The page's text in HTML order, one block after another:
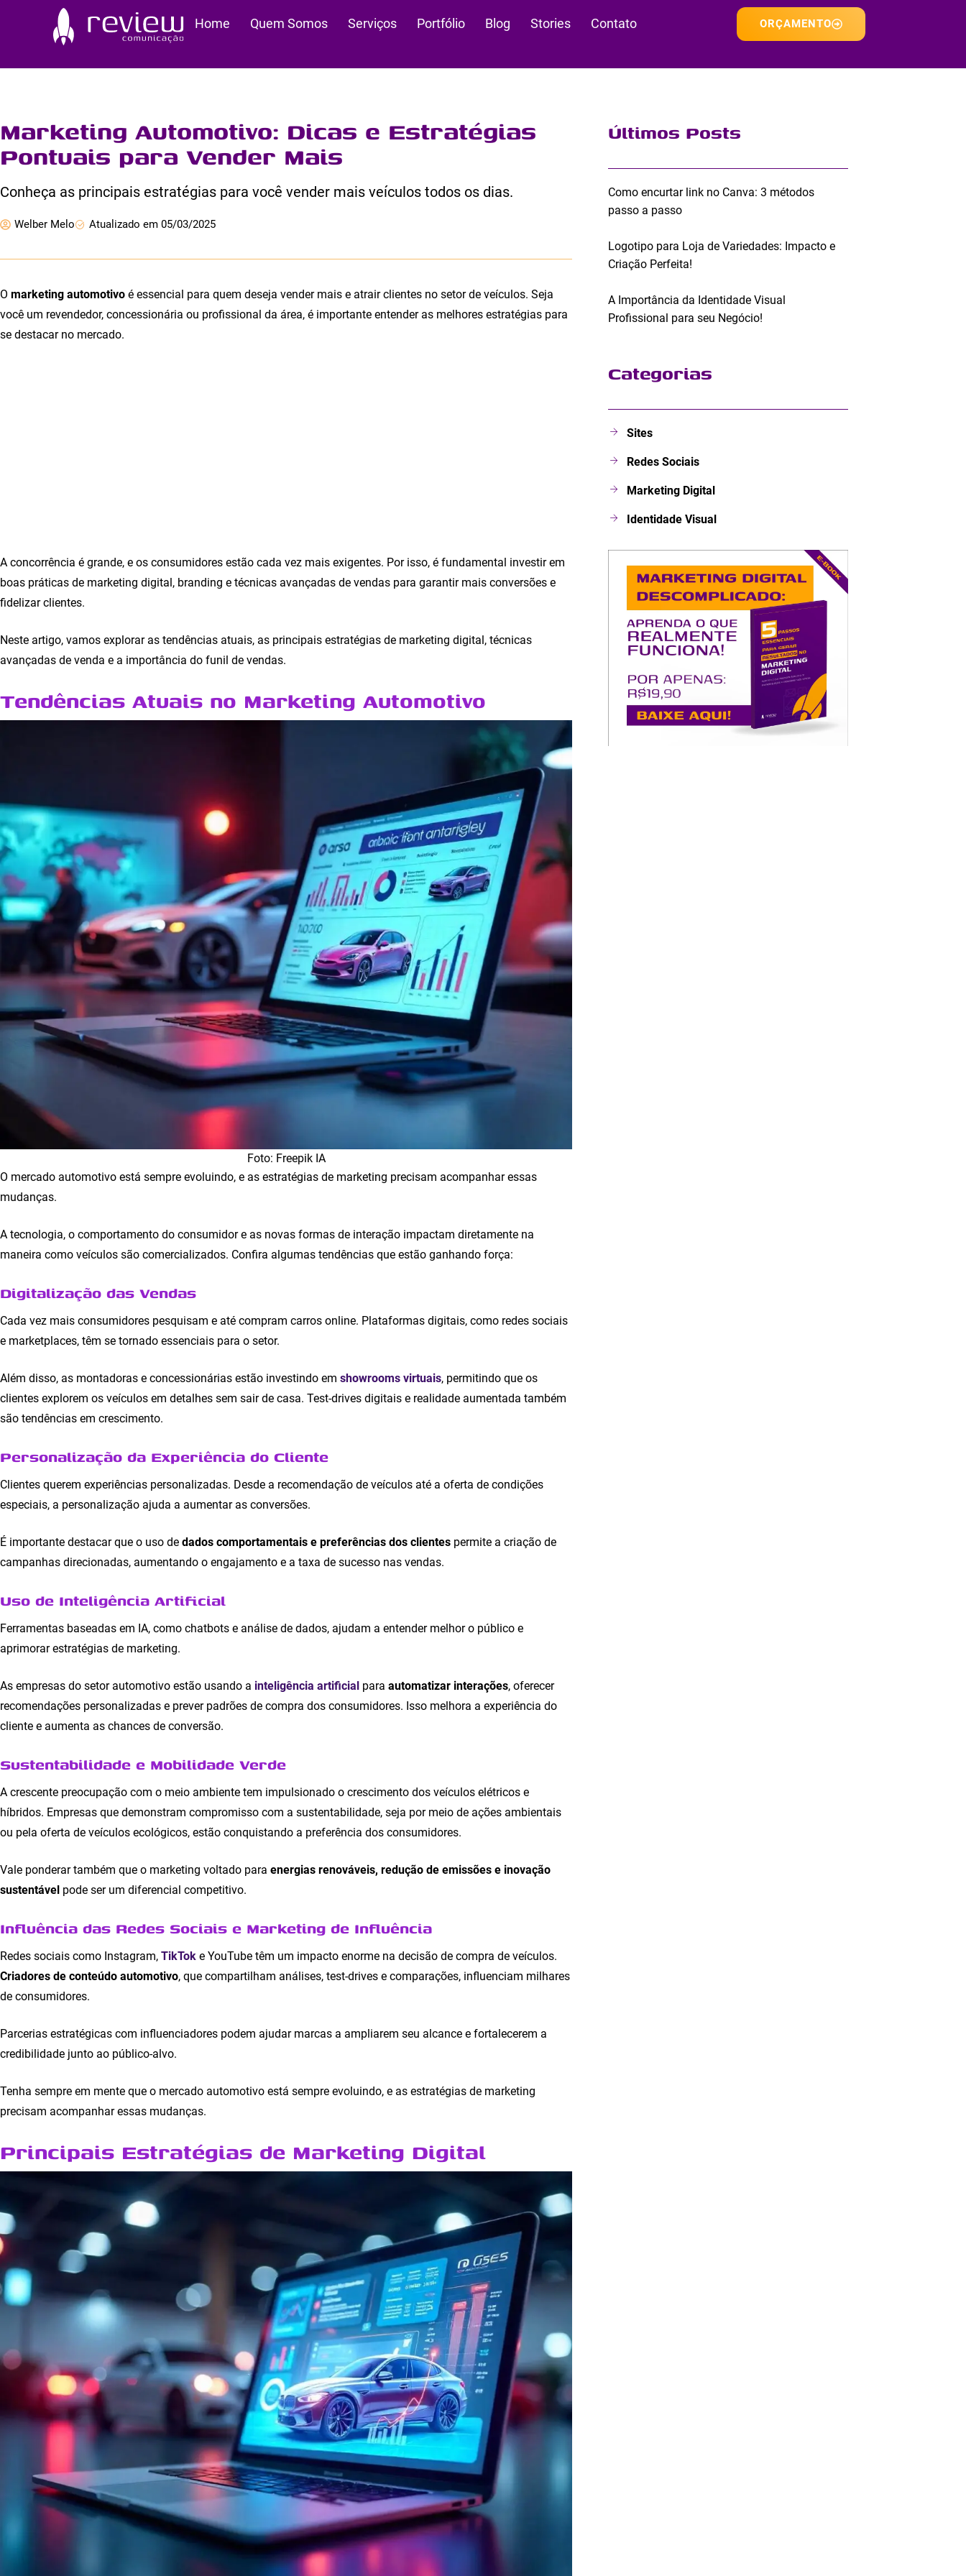
Home Quem Somos Serviços Portfólio Blog Stories Contato ORÇAMENTO
Marketing Automotivo: Dicas e Estratégias
Pontuais para Vender Mais
Conheça as principais estratégias para você vender mais veículos todos os dias.
Welber Melo Atualizado em 05/03/2025
O marketing automotivo é essencial para quem deseja vender mais e atrair clientes no setor de veículos. Seja
você um revendedor, concessionária ou profissional da área, é importante entender as melhores estratégias para
se destacar no mercado.
A concorrência é grande, e os consumidores estão cada vez mais exigentes. Por isso, é fundamental investir em
boas práticas de marketing digital, branding e técnicas avançadas de vendas para garantir mais conversões e
fidelizar clientes.
Neste artigo, vamos explorar as tendências atuais, as principais estratégias de marketing digital, técnicas
avançadas de venda e a importância do funil de vendas.
Tendências Atuais no Marketing Automotivo
Foto: Freepik IA
O mercado automotivo está sempre evoluindo, e as estratégias de marketing precisam acompanhar essas
mudanças.
A tecnologia, o comportamento do consumidor e as novas formas de interação impactam diretamente na
maneira como veículos são comercializados. Confira algumas tendências que estão ganhando força:
Digitalização das Vendas
Cada vez mais consumidores pesquisam e até compram carros online. Plataformas digitais, como redes sociais
e marketplaces, têm se tornado essenciais para o setor.
Além disso, as montadoras e concessionárias estão investindo em showrooms virtuais, permitindo que os
clientes explorem os veículos em detalhes sem sair de casa. Test-drives digitais e realidade aumentada também
são tendências em crescimento.
Personalização da Experiência do Cliente
Clientes querem experiências personalizadas. Desde a recomendação de veículos até a oferta de condições
especiais, a personalização ajuda a aumentar as conversões.
É importante destacar que o uso de dados comportamentais e preferências dos clientes permite a criação de
campanhas direcionadas, aumentando o engajamento e a taxa de sucesso nas vendas.
Uso de Inteligência Artificial
Ferramentas baseadas em IA, como chatbots e análise de dados, ajudam a entender melhor o público e
aprimorar estratégias de marketing.
As empresas do setor automotivo estão usando a inteligência artificial para automatizar interações, oferecer
recomendações personalizadas e prever padrões de compra dos consumidores. Isso melhora a experiência do
cliente e aumenta as chances de conversão.
Sustentabilidade e Mobilidade Verde
A crescente preocupação com o meio ambiente tem impulsionado o crescimento dos veículos elétricos e
híbridos. Empresas que demonstram compromisso com a sustentabilidade, seja por meio de ações ambientais
ou pela oferta de veículos ecológicos, estão conquistando a preferência dos consumidores.
Vale ponderar também que o marketing voltado para energias renováveis, redução de emissões e inovação
sustentável pode ser um diferencial competitivo.
Influência das Redes Sociais e Marketing de Influência
Redes sociais como Instagram, TikTok e YouTube têm um impacto enorme na decisão de compra de veículos.
Criadores de conteúdo automotivo, que compartilham análises, test-drives e comparações, influenciam milhares
de consumidores.
Parcerias estratégicas com influenciadores podem ajudar marcas a ampliarem seu alcance e fortalecerem a
credibilidade junto ao público-alvo.
Tenha sempre em mente que o mercado automotivo está sempre evoluindo, e as estratégias de marketing
precisam acompanhar essas mudanças.
Principais Estratégias de Marketing Digital
Últimos Posts
Como encurtar link no Canva: 3 métodos
passo a passo
Logotipo para Loja de Variedades: Impacto e
Criação Perfeita!
A Importância da Identidade Visual
Profissional para seu Negócio!
Categorias
Sites
Redes Sociais
Marketing Digital
Identidade Visual